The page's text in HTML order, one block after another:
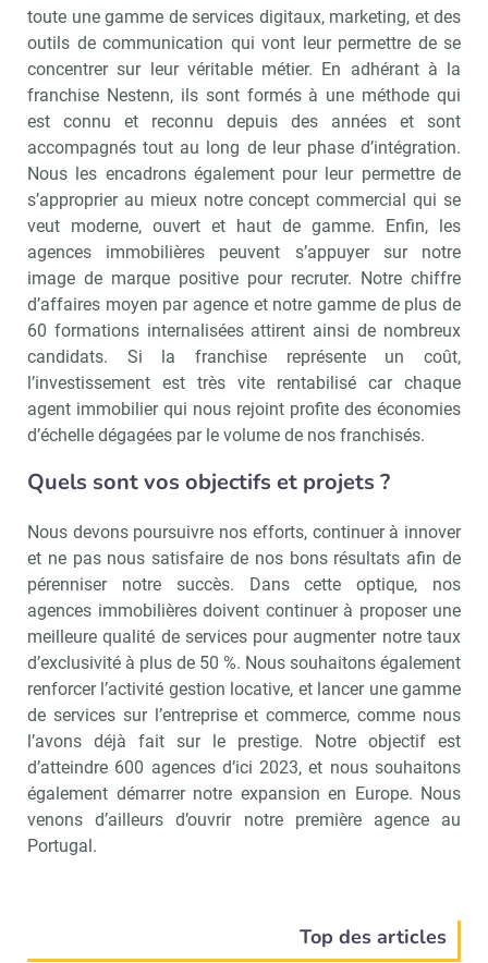
toute une gamme de services digitaux, marketing, et des
outils de communication qui vont leur permettre de se
concentrer sur leur véritable métier. En adhérant à la
franchise Nestenn, ils sont formés à une méthode qui
est connu et reconnu depuis des années et sont
accompagnés tout au long de leur phase d’intégration.
Nous les encadrons également pour leur permettre de
s’approprier au mieux notre concept commercial qui se
veut moderne, ouvert et haut de gamme. Enfin, les
agences immobilières peuvent s’appuyer sur notre
image de marque positive pour recruter. Notre chiffre
d’affaires moyen par agence et notre gamme de plus de
60 formations internalisées attirent ainsi de nombreux
candidats. Si la franchise représente un coût,
l’investissement est très vite rentabilisé car chaque
agent immobilier qui nous rejoint profite des économies
d’échelle dégagées par le volume de nos franchisés.
Quels sont vos objectifs et projets ?
Nous devons poursuivre nos efforts, continuer à innover
et ne pas nous satisfaire de nos bons résultats afin de
pérenniser notre succès. Dans cette optique, nos
agences immobilières doivent continuer à proposer une
meilleure qualité de services pour augmenter notre taux
d’exclusivité à plus de 50 %. Nous souhaitons également
renforcer l’activité gestion locative, et lancer une gamme
de services sur l’entreprise et commerce, comme nous
l’avons déjà fait sur le prestige. Notre objectif est
d’atteindre 600 agences d’ici 2023, et nous souhaitons
également démarrer notre expansion en Europe. Nous
venons d’ailleurs d’ouvrir notre première agence au
Portugal.
Top des articles